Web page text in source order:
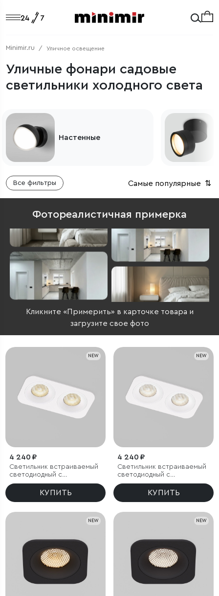
Minimir.ru Уличное освещение
Уличные фонари садовые
светильники холодного света
Потолочные
Все фильтры Самые популярные ⇅
Фотореалистичная примерка
Кликните «Примерить» в карточке товара и
загрузите свое фото
NEW
4 240 ₽
Светильник встраиваемый
светодиодный с
антибликовой решеткой
Tetro 20W 3000K белый
КУПИТЬ
NEW
4 240 ₽
Светильник встраиваемый
светодиодный с
антибликовой решеткой
Tetro 20W 4000K белый
КУПИТЬ
NEW NEW